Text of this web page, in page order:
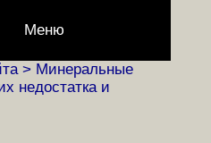
Меню
> Минеральные
недостатка и